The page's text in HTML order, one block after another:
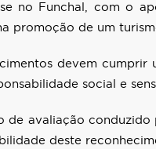
no Funchal, com o
promoção de um
devem
social e
avaliação
deste